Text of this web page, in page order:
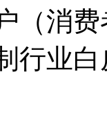
（消
行业